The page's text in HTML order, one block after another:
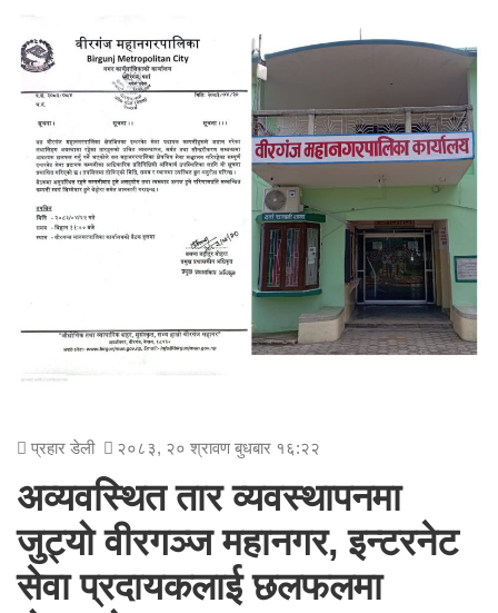
प्रहार डेली २०८३, २० श्रावण बुधबार १६:२२
अव्यवस्थित तार व्यवस्थापनमा
जुट्यो वीरगञ्ज महानगर, इन्टरनेट
सेवा प्रदायकलाई छलफलमा